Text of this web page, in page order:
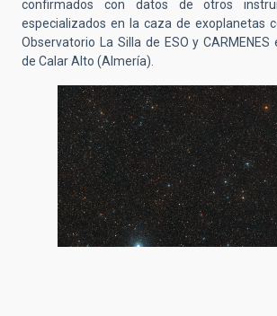
confirmados con datos de otros
especializados en la caza de exoplanetas
Observatorio La Silla de ESO y
de Calar Alto (Almería).